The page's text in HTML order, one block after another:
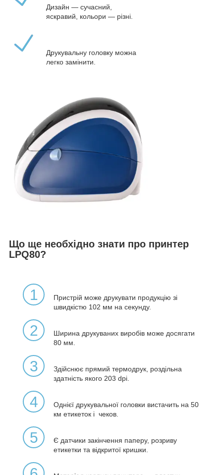
Дизайн — сучасний,
яскравий, кольори — різні.
Друкувальну головку можна
легко замінити.
Що ще необхідно знати про принтер
LPQ80?
1
Пристрій може друкувати продукцію зі
швидкістю 102 мм на секунду.
2
Ширина друкуваних виробів може досягати
80 мм.
3
Здійснює прямий термодрук, роздільна
здатність якого 203 dpi.
4
Однієї друкувальної головки вистачить на 50
км етикеток і чеков.
5
Є датчики закінчення паперу, розриву
етикетки та відкритої кришки.